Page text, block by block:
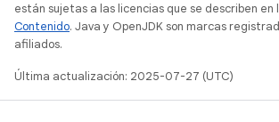
están sujetas a las licencias que se describen en
Contenido. Java y OpenJDK son marcas
afiliados.
Última actualización: 2025-07-27 (UTC)